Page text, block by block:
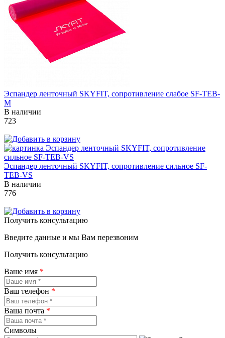
Эспандер ленточный SKYFIT, сопротивление слабое SF-TEB-
M
В наличии
723
Эспандер ленточный SKYFIT, сопротивление сильное SF-
TEB-VS
В наличии
776
Получить консультацию
Введите данные и мы Вам перезвоним
Получить консультацию
Ваше имя *
Ваш телефон *
Ваша почта *
Символы